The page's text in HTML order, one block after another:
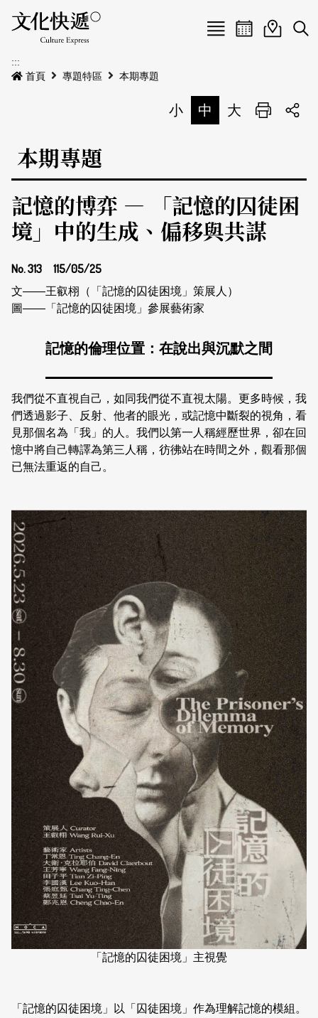
Menu
最新公告
本期專題
歷史專題
活動特區
活動列表
活動日曆
地圖搜尋
關於我們
常見問答
關於我們
刊物索取地點
訂閱文化快遞
聯絡我們
我要刊登
會員基本資料
刊登活動
網站導覽 English
活動日曆活動地圖
展
:::
首頁
專題特區 本期專題
小 中 大 列印
本期專題
記憶的博弈 — 「記憶的囚徒困
境」中的生成、偏移與共謀
No. 313 115/05/25
文——王叡栩（「記憶的囚徒困境」策展人）
圖——「記憶的囚徒困境」參展藝術家
記憶的倫理位置：在說出與沉默之間
我們從不直視自己，如同我們從不直視太陽。更多時候，我
們透過影子、反射、他者的眼光，或記憶中斷裂的視角，看
見那個名為「我」的人。我們以第一人稱經歷世界，卻在回
憶中將自己轉譯為第三人稱，彷彿站在時間之外，觀看那個
已無法重返的自己。
「記憶的囚徒困境」主視覺
「記憶的囚徒困境」以「囚徒困境」作為理解記憶的模組。